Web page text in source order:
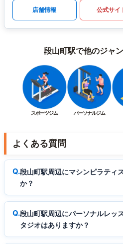
店舗情報 公式サイ
段山町駅で他のジャ
スポーツジム パーソナルジム
よくある質問
段山町駅周辺にマシンピラティ
か？
段山町駅周辺にパーソナルレッ
タジオはありますか？